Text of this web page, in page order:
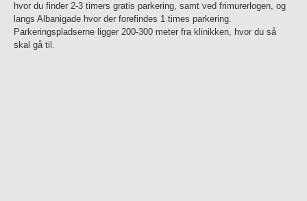
hvor du finder 2-3 timers gratis parkering, samt ved frimurerlogen, og
langs Albanigade hvor der forefindes 1 times parkering.
Parkeringspladserne ligger 200-300 meter fra klinikken, hvor du så
skal gå til.